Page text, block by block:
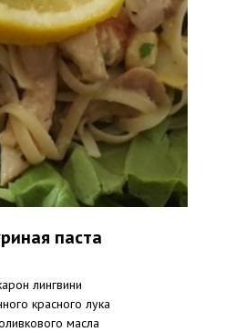
паста
лингвини
красного лука
масла